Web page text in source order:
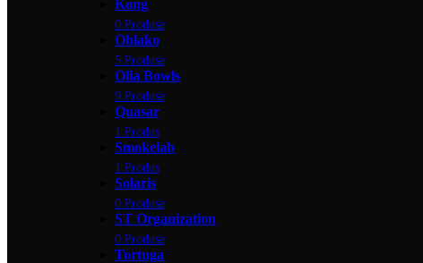
Kong
0 Produse
Oblako
5 Produse
Olla Bowls
9 Produse
Quasar
1 Produs
Smokelab
1 Produs
Solaris
0 Produse
ST Organization
0 Produse
Tortuga